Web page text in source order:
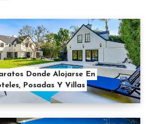
Donde Alojarse En
Posadas Y Villas